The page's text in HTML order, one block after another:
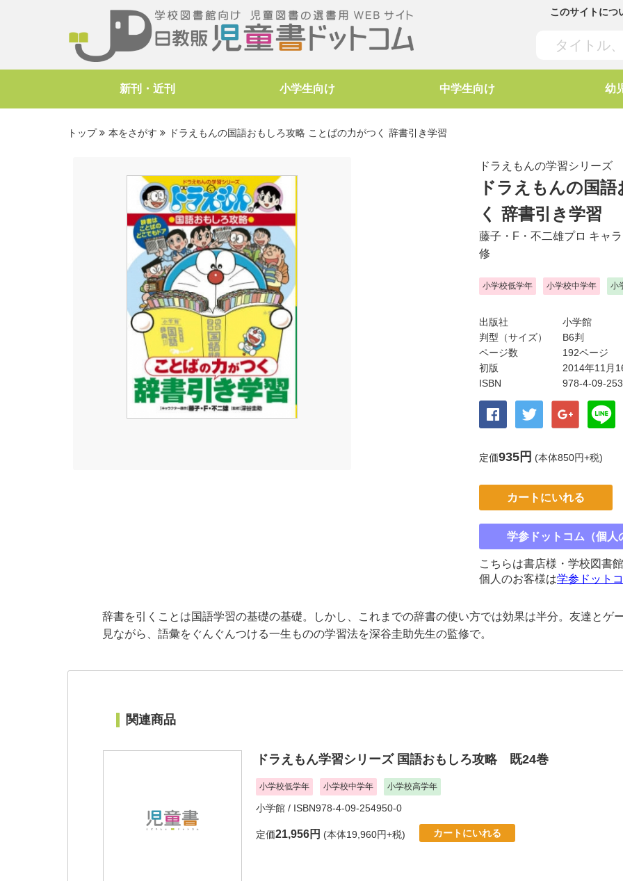
このサイトにつ
新刊・近刊 小学生向け 中学生向け 幼
トップ 本をさがす ドラえもんの国語おもしろ攻略 ことばの力がつく 辞書引き学習
ドラえもんの学習シリーズ
ドラえもんの国
く 辞書引き学習
藤子・F・不二雄プロ キャ
修
小学校低学年 小学校中学年 小
出版社
小学館
判型（サイズ）
B6判
ページ数
192ページ
初版
2014年11月
ISBN
978-4-09-
定価935円 (本体850円+税)
カートにいれる
学参ドットコム（個人
こちらは書店様・学校図書
個人のお客様は学参ドット
辞書を引くことは国語学習の基礎の基礎。しかし、これまでの辞書の使い方では効果は半分。友達とゲ
見ながら、語彙をぐんぐんつける一生ものの学習法を深谷圭助先生の監修で。
関連商品
ドラえもん学習シリーズ 国語おもしろ攻略 既24巻
小学校低学年 小学校中学年 小学校高学年
小学館 / ISBN978-4-09-254950-0
定価21,956円 (本体19,960円+税) カートにいれる